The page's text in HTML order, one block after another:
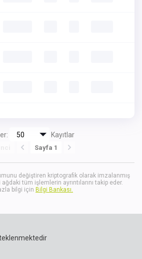
Kayıtlar
Sayfa 1
değiştiren kriptografik olarak imzalanmış
tüm işlemlerin ayrıntılarını takip eder.
bilgi için Bilgi Bankası.